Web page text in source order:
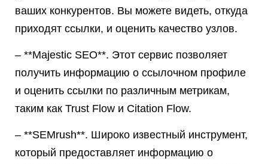
ваших конкурентов. Вы можете видеть, откуда
приходят ссылки, и оценить качество узлов.
– **Majestic SEO**. Этот сервис позволяет
получить информацию о ссылочном профиле
и оценить ссылки по различным метрикам,
таким как Trust Flow и Citation Flow.
– **SEMrush**. Широко известный инструмент,
который предоставляет информацию о